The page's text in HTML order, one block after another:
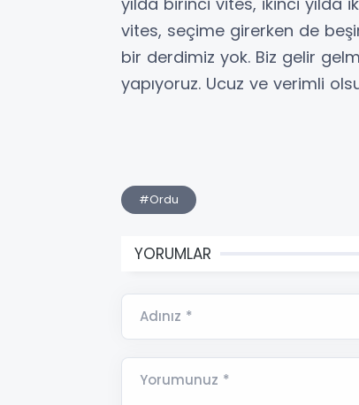
vites, seçime girerken de
bir derdimiz yok. Biz gelir
yapıyoruz. Ucuz ve verimli
#Ordu
YORUMLAR
Adınız *
Yorumunuz *